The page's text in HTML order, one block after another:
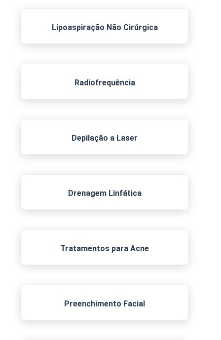
Lipoaspiração Não Cirúrgica
Radiofrequência
Depilação a Laser
Drenagem Linfática
Tratamentos para Acne
Preenchimento Facial